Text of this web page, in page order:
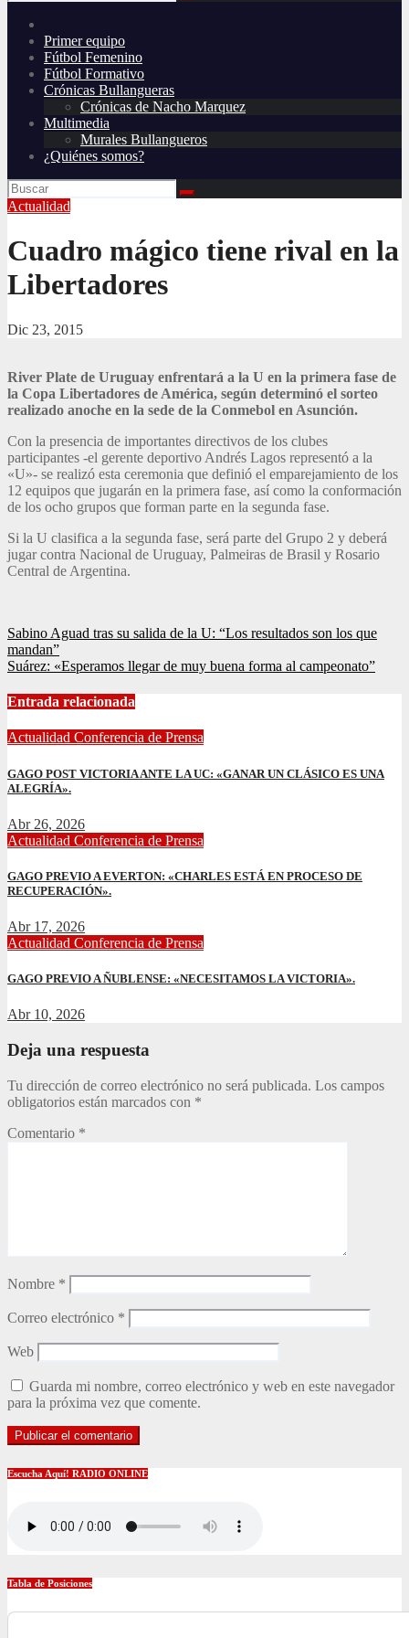
Primer equipo
Fútbol Femenino
Fútbol Formativo
Crónicas Bullangueras
Crónicas de Nacho Marquez
Multimedia
Murales Bullangueros
¿Quiénes somos?
Actualidad
Cuadro mágico tiene rival en la
Libertadores
Dic 23, 2015
River Plate de Uruguay enfrentará a la U en la primera fase de
la Copa Libertadores de América, según determinó el sorteo
realizado anoche en la sede de la Conmebol en Asunción.
Con la presencia de importantes directivos de los clubes
participantes -el gerente deportivo Andrés Lagos representó a la
«U»- se realizó esta ceremonia que definió el emparejamiento de los
12 equipos que jugarán en la primera fase, así como la conformación
de los ocho grupos que forman parte en la segunda fase.
Si la U clasifica a la segunda fase, será parte del Grupo 2 y deberá
jugar contra Nacional de Uruguay, Palmeiras de Brasil y Rosario
Central de Argentina.
Navegación
de
Sabino Aguad tras su salida de la U: “Los resultados son los que
mandan”
Suárez: «Esperamos llegar de muy buena forma al campeonato”
Entrada relacionada
Actualidad Conferencia de Prensa
GAGO POST VICTORIA ANTE LA UC: «GANAR UN CLÁSICO ES UNA
ALEGRÍA».
Abr 26, 2026
Actualidad Conferencia de Prensa
GAGO PREVIO A EVERTON: «CHARLES ESTÁ EN PROCESO DE
RECUPERACIÓN».
Abr 17, 2026
Actualidad Conferencia de Prensa
GAGO PREVIO A ÑUBLENSE: «NECESITAMOS LA VICTORIA».
Abr 10, 2026
Deja una respuesta
Tu dirección de correo electrónico no será publicada. Los campos
obligatorios están marcados con *
Comentario *
Nombre *
Correo electrónico *
Web
Guarda mi nombre, correo electrónico y web en este navegador
para la próxima vez que comente.
Escucha Aquí! RADIO ONLINE
Tabla de Posiciones